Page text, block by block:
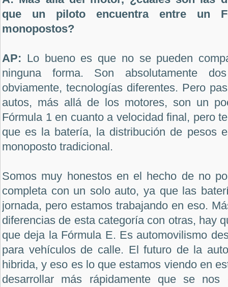
que un piloto encuentra entre un
monopostos?
AP: Lo bueno es que no se pueden
ninguna forma. Son absolutamente
obviamente, tecnologías diferentes. Pero
autos, más allá de los motores, son un
Fórmula 1 en cuanto a velocidad final, pero
que es la batería, la distribución de pesos
monoposto tradicional.
Somos muy honestos en el hecho de no
completa con un solo auto, ya que las
jornada, pero estamos trabajando en eso.
diferencias de esta categoría con otras, hay
que deja la Fórmula E. Es automovilismo
para vehículos de calle. El futuro de la
hibrida, y eso es lo que estamos viendo en
desarrollar más rápidamente que se nos